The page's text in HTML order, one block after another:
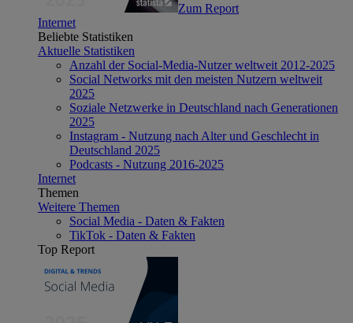
Zum Report
Internet
Beliebte Statistiken
Aktuelle Statistiken
Anzahl der Social-Media-Nutzer weltweit 2012-2025
Social Networks mit den meisten Nutzern weltweit
2025
Soziale Netzwerke in Deutschland nach Generationen
2025
Instagram - Nutzung nach Alter und Geschlecht in
Deutschland 2025
Podcasts - Nutzung 2016-2025
Internet
Themen
Weitere Themen
Social Media - Daten & Fakten
TikTok - Daten & Fakten
Top Report